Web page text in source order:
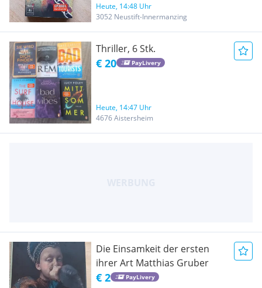
Heute, 14:48 Uhr
3052 Neustift-Innermanzing
Thriller, 6 Stk.
€ 20 PayLivery
Heute, 14:47 Uhr
4676 Aistersheim
Die Einsamkeit der ersten
ihrer Art Matthias Gruber
€ 2 PayLivery